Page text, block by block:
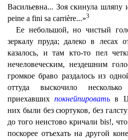
Васильевна... Зоя скинула шляпу
peine a fini sa carrière...»3
Ее небольшой, но чистый
зеркалу пруда; далеко в лесах
казалось, и там кто-то пел
нечеловеческим, нездешним
громкое браво раздалось из
оттуда выскочило
приехавшихпокнейпироватьв
них были без сюртуков, без
до того неистово кричали bis!,
поскорее отъехать на другой